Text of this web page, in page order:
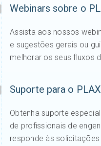
Webinars sobre o
Assista aos nossos
e sugestões gerais ou
melhorar os seus fluxos
Suporte para o
Obtenha suporte
de profissionais de
responde às